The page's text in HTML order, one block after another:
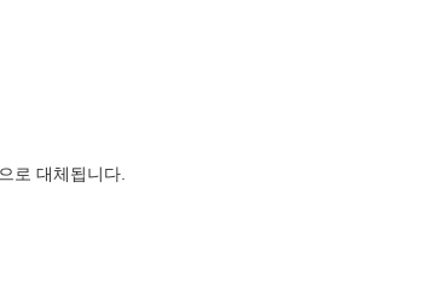
로 대체됩니다.